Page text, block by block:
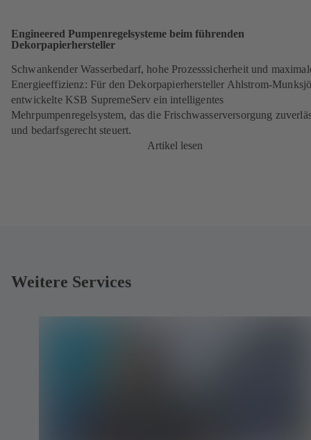
Engineered Pumpenregelsysteme beim führenden
Dekorpapierhersteller
Schwankender Wasserbedarf, hohe Prozesssicherheit und
Energieeffizienz: Für den Dekorpapierhersteller Ahlstrom-
entwickelte KSB SupremeServ ein intelligentes
Mehrpumpenregelsystem, das die Frisch­wasser­versorgung
und bedarfsgerecht steuert.
Artikel lesen
Weitere Services